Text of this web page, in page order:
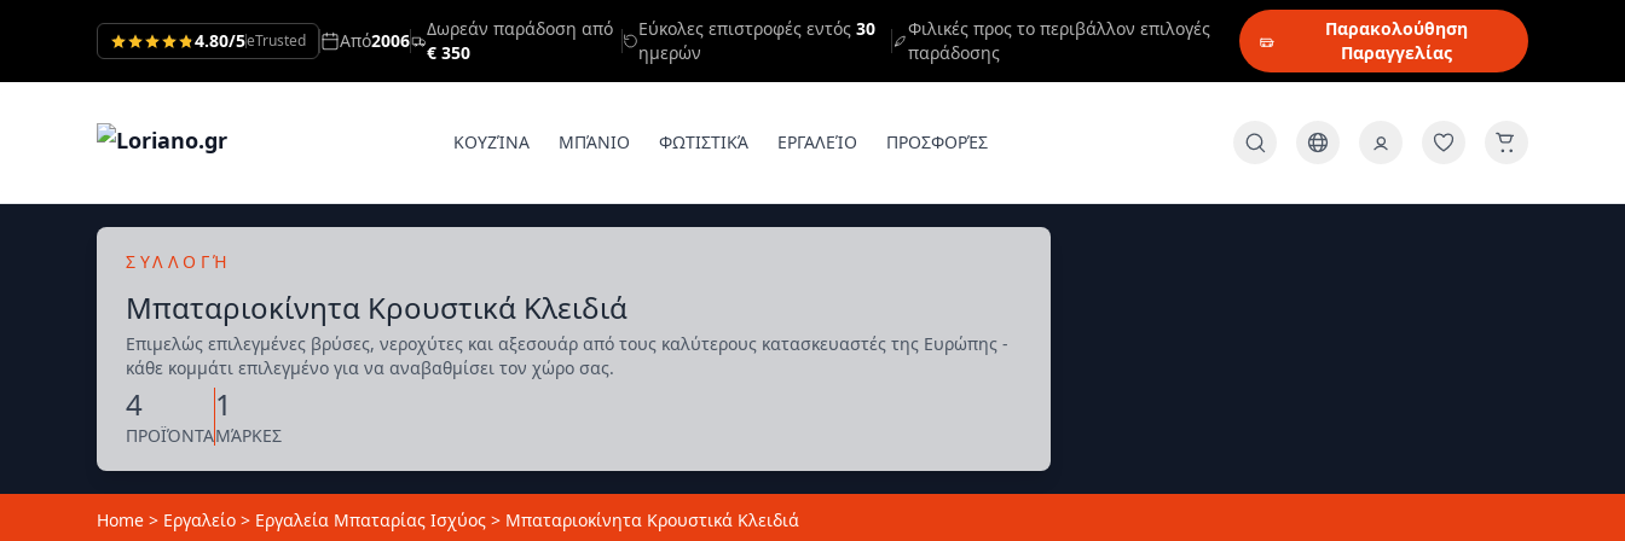
4.80/5eTrusted Από2006
Δωρεάν παράδοση από
€ 350
Εύκολες επιστροφές εντός 30
ημερών
Φιλικές προς το περιβάλλον επιλογές
παράδοσης
Παρακολούθηση
Παραγγελίας
ΚΟΥΖΊΝΑ ΜΠΆΝΙΟ ΦΩΤΙΣΤΙΚΆ ΕΡΓΑΛΕΊΟ ΠΡΟΣΦΟΡΈΣ
ΣΥΛΛΟΓΉ
Μπαταριοκίνητα Κρουστικά Κλειδιά
Επιμελώς επιλεγμένες βρύσες, νεροχύτες και αξεσουάρ από τους καλύτερους κατασκευαστές της Ευρώπης -
κάθε κομμάτι επιλεγμένο για να αναβαθμίσει τον χώρο σας.
4
ΠΡΟΪΌΝΤΑ
1
ΜΆΡΚΕΣ
Home > Εργαλείο > Εργαλεία Μπαταρίας Ισχύος > Μπαταριοκίνητα Κρουστικά Κλειδιά